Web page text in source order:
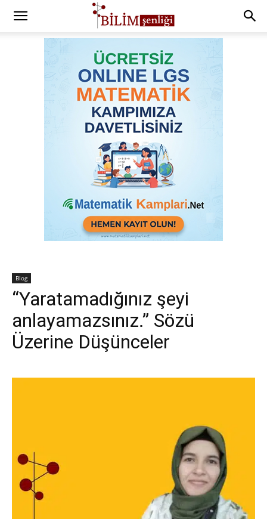
Blog
“Yaratamadığınız şeyi
anlayamazsınız.” Sözü
Üzerine Düşünceler